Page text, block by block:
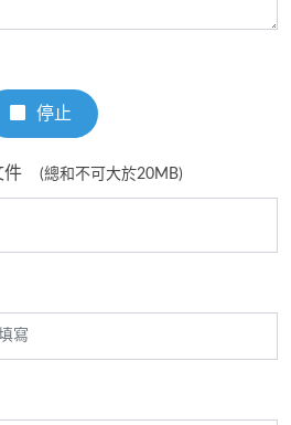
停止
件 (總和不可大於20MB)